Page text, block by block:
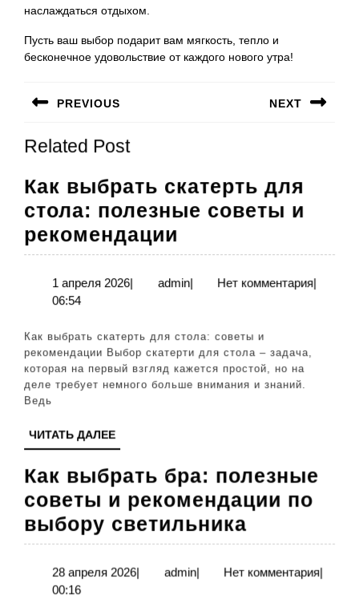
наслаждаться отдыхом.
Пусть ваш выбор подарит вам мягкость, тепло и
бесконечное удовольствие от каждого нового утра!
по
записям
PREVIOUS
запись:
NEXT
Related Post
Как выбрать скатерть для
стола: полезные советы и
рекомендации
выбрать
скатерть
стола:
полезные
советы
1 апреля 20261| adminadmin
| Нет комментария|
06:54
Как выбрать скатерть для стола: советы и
рекомендации Выбор скатерти для стола – задача,
которая на первый взгляд кажется простой, но на
деле требует немного больше внимания и знаний.
Ведь
ЧИТАТЬ ДАЛЕЕЧИТАТЬ
ДАЛЕЕ
Как выбрать бра: полезные
советы и рекомендации по
выбору светильника
выбрать
бра:
28 апреля 202628
| adminadmin
| Нет комментария|
00:16